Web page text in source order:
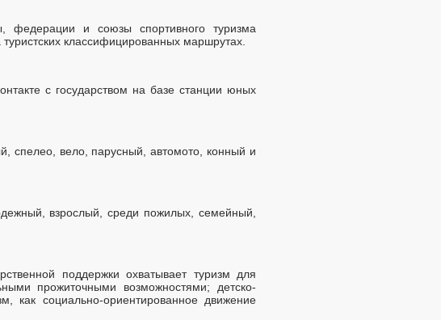
федерации и союзы спортивного туризма
классифицированных маршрутах.
с государством на базе станции юных
спелео, вело, парусный, автомото, конный и
взрослый, среди пожилых, семейный,
поддержки охватывает туризм для
прожиточными возможностями; детско-
как социально-ориентированное движение